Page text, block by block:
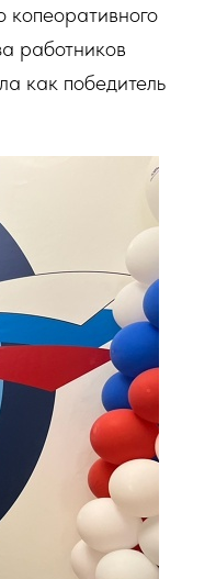
копеоративного
работников
как победитель